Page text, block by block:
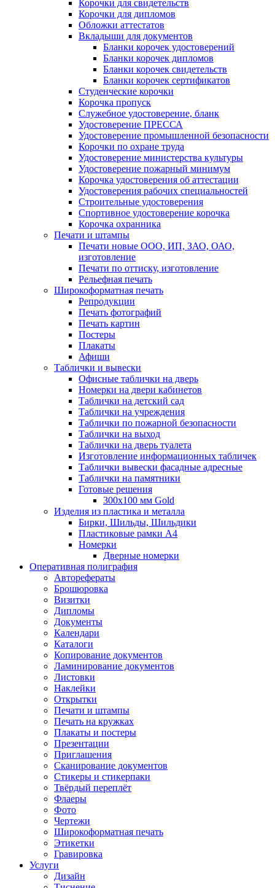
Корочки для свидетельств
Корочки для дипломов
Обложки аттестатов
Вкладыши для документов
Бланки корочек удостоверений
Бланки корочек дипломов
Бланки корочек свидетельств
Бланки корочек сертификатов
Студенческие корочки
Корочка пропуск
Служебное удостоверение, бланк
Удостоверение ПРЕССА
Удостоверение промышленной безопасности
Корочки по охране труда
Удостоверение министерства культуры
Удостоверение пожарный минимум
Корочка удостоверения об аттестации
Удостоверения рабочих специальностей
Строительные удостоверения
Спортивное удостоверение корочка
Корочка охранника
Печати и штампы
Печати новые ООО, ИП, ЗАО, ОАО,
изготовление
Печати по оттиску, изготовление
Рельефная печать
Широкоформатная печать
Репродукции
Печать фотографий
Печать картин
Постеры
Плакаты
Афиши
Таблички и вывески
Офисные таблички на дверь
Номерки на двери кабинетов
Таблички на детский сад
Таблички на учреждения
Таблички по пожарной безопасности
Таблички на выход
Таблички на дверь туалета
Изготовление информационных табличек
Таблички вывески фасадные адресные
Таблички на памятники
Готовые решения
300x100 мм Gold
Изделия из пластика и металла
Бирки, Шильды, Шильдики
Пластиковые рамки А4
Номерки
Дверные номерки
Оперативная полиграфия
Авторефераты
Брошюровка
Визитки
Дипломы
Документы
Календари
Каталоги
Копирование документов
Ламинирование документов
Листовки
Наклейки
Открытки
Печати и штампы
Печать на кружках
Плакаты и постеры
Презентации
Приглашения
Сканирование документов
Стикеры и стикерпаки
Твёрдый переплёт
Флаеры
Фото
Чертежи
Широкоформатная печать
Этикетки
Гравировка
Услуги
Дизайн